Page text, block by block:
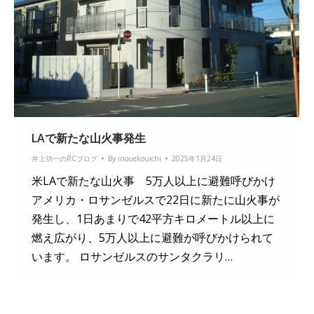
LAで新たな山火事発生
井上功一のRCブログ By inouekouichi 2025年1月24日
米LAで新たな山火事 5万人以上に避難呼びかけ
アメリカ・ロサンゼルスで22日に新たに山火事が
発生し、1日あまりで42平方キロメートル以上に
燃え広がり、5万人以上に避難が呼びかけられて
います。 ロサンゼルスのサンタクラリ…